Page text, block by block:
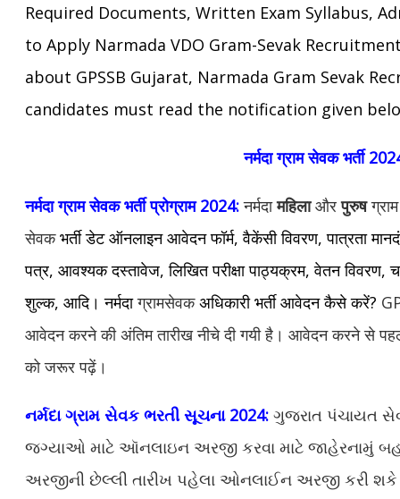
Required Documents, Written Exam Syllabus,
to Apply Narmada VDO Gram-Sevak
about GPSSB Gujarat, Narmada Gram Sevak
candidates must read the notification given
नर्मदा ग्राम सेवक भर्ती
नर्मदा ग्राम सेवकभर्ती प्रोग्राम2024:नर्मदा महिलाऔरपुरुष
सेवकभर्ती डेट ऑनलाइन आवेदन फॉर्म, वैकेंसी विवरण, पात्रता
पत्र, आवश्यक दस्तावेज, लिखित परीक्षा पाठ्यक्रम, वेतन विवरण,
शुल्क, आदि। नर्मदा ग्रामसेवकअधिकारी भर्ती आवेदन कैसे करें?
आवेदन करने की अंतिम तारीख नीचे दी गयी है। आवेदन करने से पहले
को जरूर पढ़ें।
નર્મદા ગ્રામ સેવક ભરતી સૂચના 2024: ગુજરાત પંચાયત
જગ્યાઓ માટે ઑનલાઇન અરજી કરવા માટે જાહેરનામું
અરજીની છેલ્લી તારીખ પહેલા ઓનલાઈન અરજી કરી શકે